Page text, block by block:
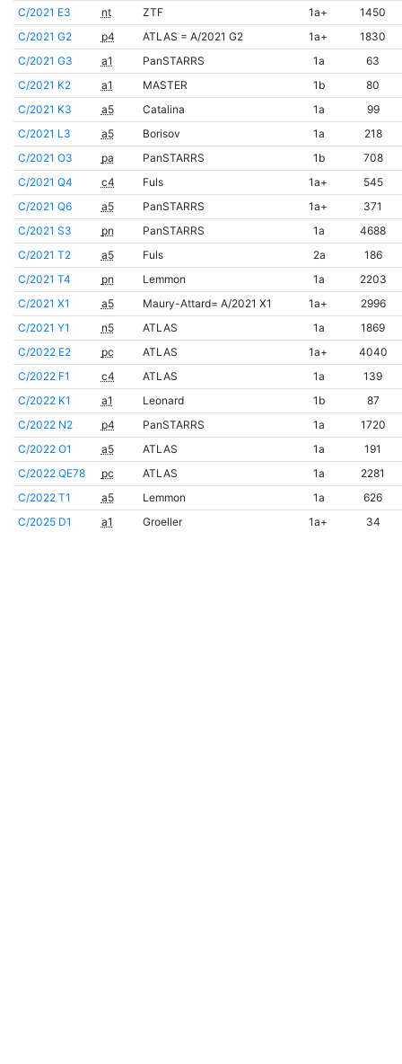
C/2021 E3
nt ZTF 1a+
1450
C/2021 G2
p4 ATLAS = A/2021 G2 1a+
1830
C/2021 G3
a1 PanSTARRS 1a
63
C/2021 K2
a1 MASTER 1b
80
C/2021 K3
a5 Catalina 1a
99
C/2021 L3
a5 Borisov 1a
218
C/2021 O3
pa PanSTARRS 1b
708
C/2021 Q4
c4 Fuls 1a+
545
C/2021 Q6
a5 PanSTARRS 1a+
371
C/2021 S3
pn PanSTARRS 1a
4688
C/2021 T2
a5 Fuls 2a
186
C/2021 T4
pn Lemmon 1a
2203
C/2021 X1
a5 Maury-Attard= A/2021 X1 1a+
2996
C/2021 Y1
n5 ATLAS 1a
1869
C/2022 E2
pc ATLAS 1a+
4040
C/2022 F1
c4 ATLAS 1a
139
C/2022 K1
a1 Leonard 1b
87
C/2022 N2
p4 PanSTARRS 1a
1720
C/2022 O1
a5 ATLAS 1a
191
C/2022 QE78
pc ATLAS 1a
2281
C/2022 T1
a5 Lemmon 1a
626
C/2025 D1
a1 Groeller 1a+ 34